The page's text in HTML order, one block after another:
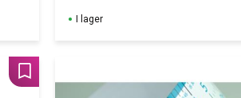
I lager
Lägg till i favoriter